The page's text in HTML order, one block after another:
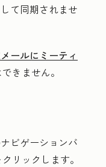
て同期されませ
ールにミーティ
きません。
ビゲーションバ
クリックします。